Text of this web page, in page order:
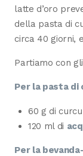
latte d’oro
della pasta di
circa 40 giorni,
Partiamo con gli
Per la pasta di
60 g di
120 ml di
Per la